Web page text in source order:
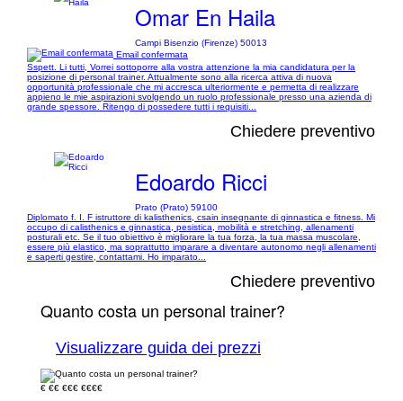
Omar En Haila
Campi Bisenzio (Firenze) 50013
Email confermata
Sspett. Li tutti, Vorrei sottoporre alla vostra attenzione la mia candidatura per la
posizione di personal trainer. Attualmente sono alla ricerca attiva di nuova
opportunità professionale che mi accresca ulteriormente e permetta di realizzare
appieno le mie aspirazioni svolgendo un ruolo professionale presso una azienda di
grande spessore. Ritengo di possedere tutti i requisiti...
Chiedere preventivo
Edoardo Ricci
Prato (Prato) 59100
Diplomato f. I. F istruttore di kalisthenics, csain insegnante di ginnastica e fitness. Mi
occupo di calisthenics e ginnastica, pesistica, mobilità e stretching, allenamenti
posturali etc. Se il tuo obiettivo è migliorare la tua forza, la tua massa muscolare,
essere più elastico, ma soprattutto imparare a diventare autonomo negli allenamenti
e saperti gestire, contattami. Ho imparato...
Chiedere preventivo
Quanto costa un personal trainer?
Visualizzare guida dei prezzi
€ €€ €€€ €€€€